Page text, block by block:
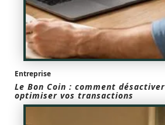
Entreprise
Le Bon Coin : comment
optimiser vos transactions